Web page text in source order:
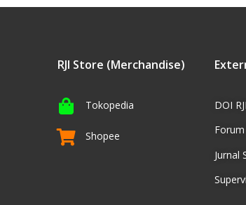
RJI Store (Merchandise)
Tokopedia
Shopee
DOI RJI
Forum
Jurnal